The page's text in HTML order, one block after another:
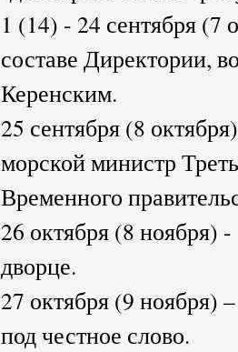
1 (14) - 24 сентября (7
составе Директории,
Керенским.
25 сентября (8
морской министр
Временного
26 октября (8 ноября)
дворце.
27 октября (9 ноября)
под честное слово.